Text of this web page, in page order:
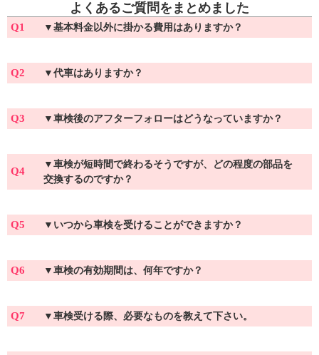
よくあるご質問をまとめました
Q1 ▼基本料金以外に掛かる費用はありますか？
Q2 ▼代車はありますか？
Q3 ▼車検後のアフターフォローはどうなっていますか？
Q4
▼車検が短時間で終わるそうですが、どの程度の部品を
交換するのですか？
Q5 ▼ いつから車検を受けることができますか？
Q6 ▼車検の有効期間は、何年ですか？
Q7 ▼車検受ける際、必要なものを教えて下さい。